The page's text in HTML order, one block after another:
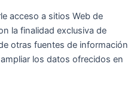
acceso a sitios Web de
la finalidad exclusiva de
otras fuentes de información
los datos ofrecidos en